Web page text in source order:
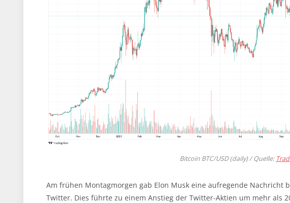
Bitcoin BTC/USD (daily) / Quelle:
Am frühen Montagmorgen gab Elon Musk eine aufregende Nachricht
Twitter. Dies führte zu einem Anstieg der Twitter-Aktien um mehr als